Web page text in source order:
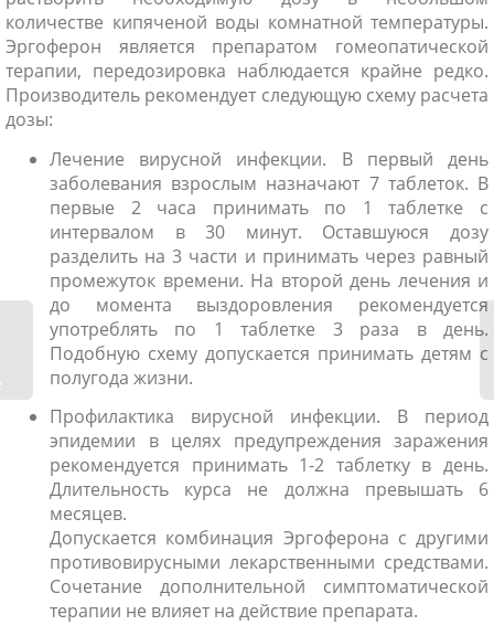
количестве кипяченой воды комнатной температуры.
Эргоферон является препаратом гомеопатической
терапии, передозировка наблюдается крайне редко.
Производитель рекомендует следующую схему расчета
дозы:
Лечение вирусной инфекции. В первый день
заболевания взрослым назначают 7 таблеток. В
первые 2 часа принимать по 1 таблетке с
интервалом в 30 минут. Оставшуюся дозу
разделить на 3 части и принимать через равный
промежуток времени. На второй день лечения и
до момента выздоровления рекомендуется
употреблять по 1 таблетке 3 раза в день.
Подобную схему допускается принимать детям с
полугода жизни.
Профилактика вирусной инфекции. В период
эпидемии в целях предупреждения заражения
рекомендуется принимать 1-2 таблетку в день.
Длительность курса не должна превышать 6
месяцев.
Допускается комбинация Эргоферона с другими
противовирусными лекарственными средствами.
Сочетание дополнительной симптоматической
терапии не влияет на действие препарата.